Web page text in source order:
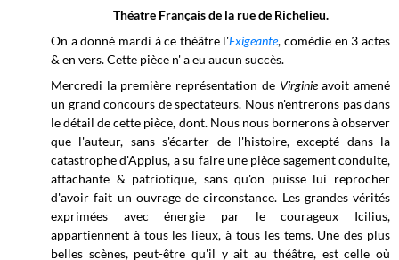
Théatre Français de la rue de Richelieu.
On a donné mardi à ce théâtre l'Exigeante, comédie en 3 actes
& en vers. Cette pièce n' a eu aucun succès.
Mercredi la première représentation de Virginieavoit amené
un grand concours de spectateurs. Nous n'entrerons pas dans
le détail de cette pièce, dont. Nous nous bornerons à observer
que l'auteur, sans s'écarter de l'histoire, excepté dans la
catastrophe d'Appius, a su faire une pièce sagement conduite,
attachante & patriotique, sans qu'on puisse lui reprocher
d'avoir fait un ouvrage de circonstance. Les grandes vérités
exprimées avec énergie par le courageux Icilius,
appartiennent à tous les lieux, à tous les tems. Une des plus
belles scènes, peut-être qu'il y ait au théâtre, est celle où